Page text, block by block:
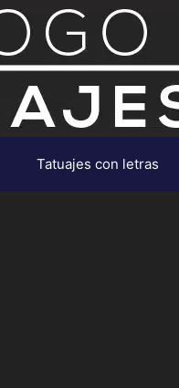
Tatuajes con letras